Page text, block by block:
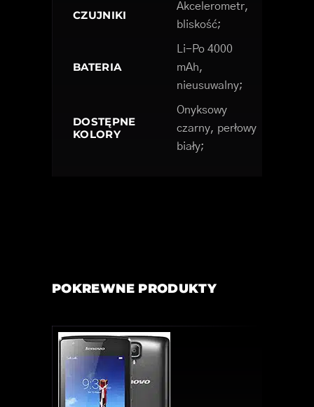
CZUJNIKI
Akcelerometr,
bliskość;
BATERIA
Li-Po 4000
mAh,
nieusuwalny;
DOSTĘPNE
KOLORY
Onyksowy
czarny, perłowy
biały;
POKREWNE PRODUKTY